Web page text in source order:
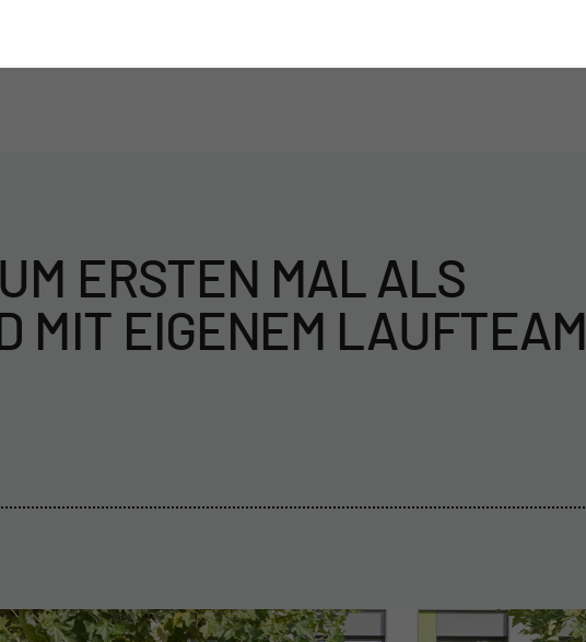
ERSTEN MAL ALS
MIT EIGENEM LAUFTEAM